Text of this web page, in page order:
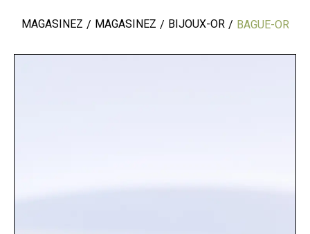
MAGASINEZ MAGASINEZ BIJOUX-OR BAGUE-OR